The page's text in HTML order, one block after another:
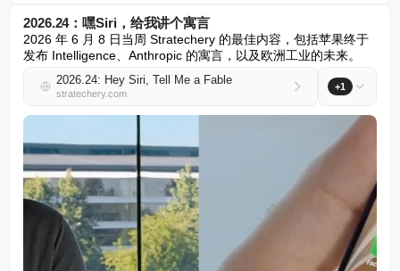
2026.24：嘿Siri，给我讲个寓言
2026 年 6 月 8 日当周 Stratechery 的最佳内容，包括苹果终于
发布 Intelligence、Anthropic 的寓言，以及欧洲工业的未来。
2026.24: Hey Siri, Tell Me a Fable
stratechery.com
+1